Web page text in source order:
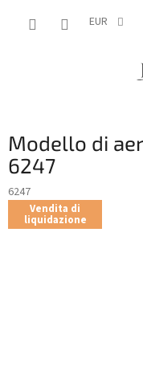
EUR
Modello di
6247
6247
Vendita di
liquidazione